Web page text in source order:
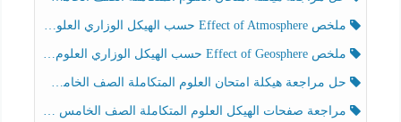
ملخص Effect of Atmosphere حسب الهيكل الوزاري العلوم المتكاملة الصف الخامس انسبير الفصل الثالث
ملخص Effect of Geosphere حسب الهيكل الوزاري العلوم المتكاملة الصف الخامس انسبير الفصل الثالث
حل مراجعة هيكلة امتحان العلوم المتكاملة الصف الخامس عام الفصل الثالث
مراجعة صفحات الهيكل العلوم المتكاملة الصف الخامس انسبير الفصل الثالث